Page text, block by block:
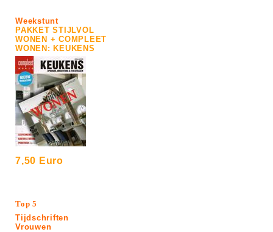
Weekstunt
PAKKET STIJLVOL
WONEN + COMPLEET
WONEN: KEUKENS
7,50 Euro
Top 5
Tijdschriften
Vrouwen